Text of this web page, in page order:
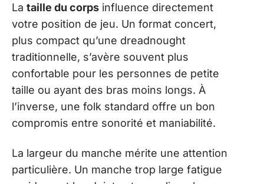
La taille du corps influence directement
votre position de jeu. Un format concert,
plus compact qu’une dreadnought
traditionnelle, s’avère souvent plus
confortable pour les personnes de petite
taille ou ayant des bras moins longs. À
l’inverse, une folk standard offre un bon
compromis entre sonorité et maniabilité.
La largeur du manche mérite une attention
particulière. Un manche trop large fatigue